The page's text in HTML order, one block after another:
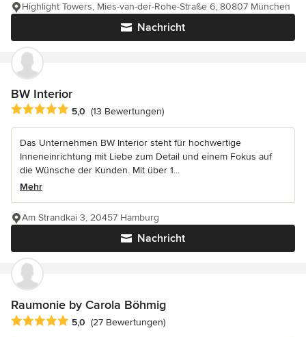
Nachricht
Highlight Towers, Mies-van-der-Rohe-Straße 6, 80807 München
BW Interior
Durchschnittliche Bewertung: 5 von 5 Sternen
5,0 (13 Bewertungen)
Das Unternehmen BW Interior steht für hochwertige
Inneneinrichtung mit Liebe zum Detail und einem Fokus auf
die Wünsche der Kunden. Mit über 1...
Mehr
Nachricht
Am Strandkai 3, 20457 Hamburg
Raumonie by Carola Böhmig
Durchschnittliche Bewertung: 5 von 5 Sternen
5,0 (27 Bewertungen)